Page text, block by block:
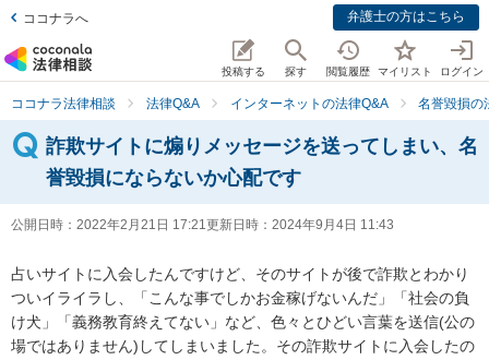
ココナラへ 弁護士の方はこちら
投稿する 探す 閲覧履歴 マイリスト ログイン
ココナラ法律相談 法律Q&A インターネットの法律Q&A 名誉毀損の
詐欺サイトに煽りメッセージを送ってしまい、名
誉毀損にならないか心配です
公開日時： 2022年2月21日 17:21更新日時： 2024年9月4日 11:43
占いサイトに入会したんですけど、そのサイトが後で詐欺とわかり
ついイライラし、「こんな事でしかお金稼げないんだ」「社会の負
け犬」「義務教育終えてない」など、色々とひどい言葉を送信(公の
場ではありません)してしまいました。その詐欺サイトに入会したの